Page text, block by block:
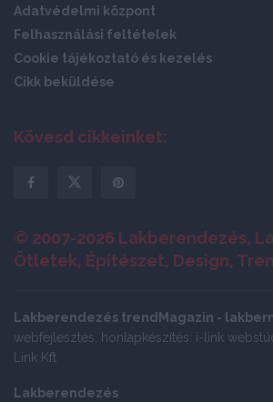
Adatvédelmi központ
Felhasználási feltételek
Cookie tájékoztató és kezelés
Cikk beküldése
Kövesd cikkeinket:
© 2007-2026 Lakberendezés,
Ötletek, Építészet, Design,
Lakberendezés trendMagazin -
webfejlesztés, honlapkészítés: i-link
Link Kft
Lakberendezés